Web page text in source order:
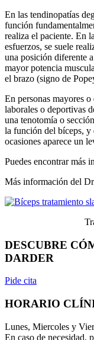
En las tendinopatías
función
realiza el paciente. En
esfuerzos, se suele
una posición diferente
mayor potencia
el brazo (signo de
En personas mayores
laborales o deportivas
una tenotomía o
la función del bíceps, y
ocasiones aparece un
Puedes encontrar más
Más información del
DESCUBRE
DARDER
Pide cita
HORARIO
Lunes, Miercoles y
En caso de necesidad,